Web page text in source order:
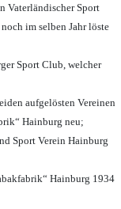
Vaterländischer Sport
im selben Jahr löste
Sport Club, welcher
aufgelösten Vereinen
Hainburg neu;
Sport Verein Hainburg
Hainburg 1934